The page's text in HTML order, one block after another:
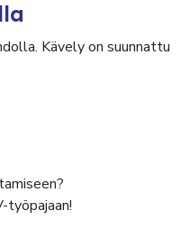
Kävely on suunnattu
työpajaan!